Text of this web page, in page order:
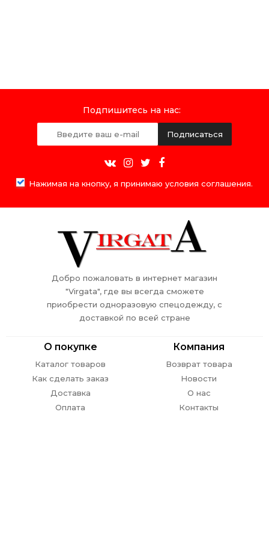
Подпишитесь на нас:
Подписаться
Нажимая на кнопку, я принимаю условия соглашения.
Добро пожаловать в интернет магазин
"Virgata", где вы всегда сможете
приобрести одноразовую спецодежду, с
доставкой по всей стране
О покупке
Каталог товаров
Как сделать заказ
Доставка
Оплата
Компания
Возврат товара
Новости
О нас
Контакты